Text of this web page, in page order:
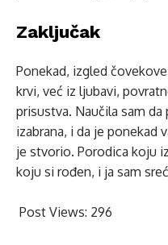
Zaključak
Ponekad, izgled
krvi, već iz ljubavi,
prisustva. Naučila sam
izabrana, i da je ponekad
je stvorio. Porodica koju
koju si rođen, i ja sam
Post Views: 296